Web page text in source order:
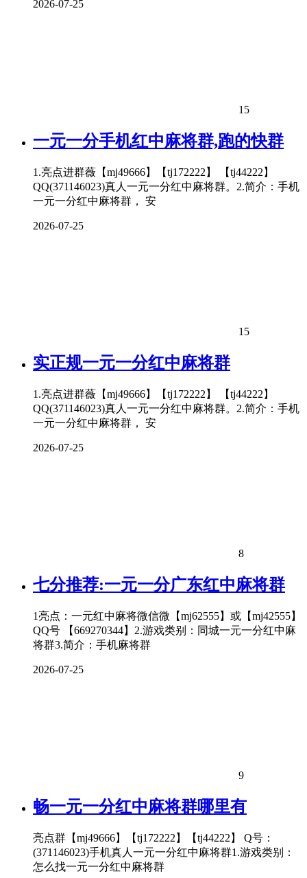
2026-07-25
15
一元一分手机红中麻将群,跑的快群
1.亮点进群薇【mj49666】【tj172222】 【tj44222】
QQ(371146023)真人一元一分红中麻将群。2.简介：手机
一元一分红中麻将群， 安
2026-07-25
15
实正规一元一分红中麻将群
1.亮点进群薇【mj49666】【tj172222】 【tj44222】
QQ(371146023)真人一元一分红中麻将群。2.简介：手机
一元一分红中麻将群， 安
2026-07-25
8
七分推荐:一元一分广东红中麻将群
1亮点：一元红中麻将微信微【mj62555】或【mj42555】
QQ号 【669270344】2.游戏类别：同城一元一分红中麻
将群3.简介：手机麻将群
2026-07-25
9
畅一元一分红中麻将群哪里有
亮点群【mj49666】【tj172222】【tj44222】 Q号：
(371146023)手机真人一元一分红中麻将群1.游戏类别：
怎么找一元一分红中麻将群